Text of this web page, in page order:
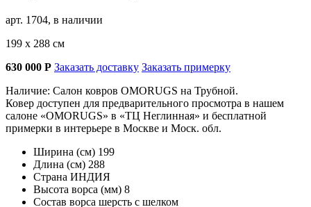
арт. 1704, в наличии
199 х 288 см
630 000 Р Заказать доставку Заказать примерку
Наличие: Салон ковров OMORUGS на Трубной.
Ковер доступен для предварительного просмотра в нашем
салоне «OMORUGS» в «ТЦ Неглинная» и бесплатной
примерки в интерьере в Москве и Моск. обл.
Ширина (см) 199
Длина (см) 288
Страна ИНДИЯ
Высота ворса (мм) 8
Состав ворса шерсть с шелком